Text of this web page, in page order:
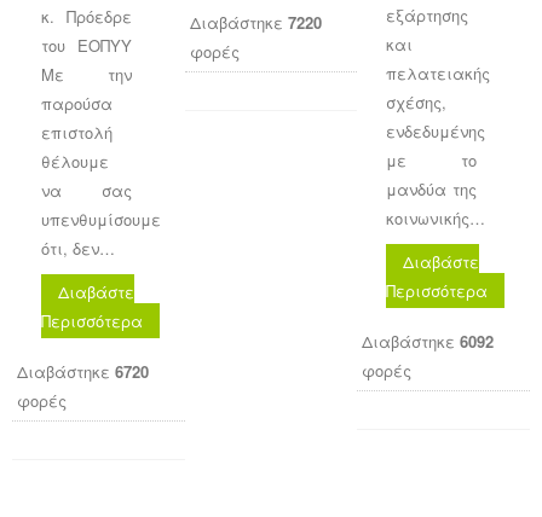
κ. Πρόεδρε
του ΕΟΠΥΥ
Με την
παρούσα
επιστολή
θέλουμε
να σας
υπενθυμίσουμε
ότι, δεν…
Διαβάστε
Περισσότερα
Διαβάστηκε 6720
φορές
Διαβάστηκε 7220
φορές
εξάρτησης
και
πελατειακής
σχέσης,
ενδεδυμένης
με το
μανδύα της
κοινωνικής…
Διαβάστε
Περισσότερα
Διαβάστηκε6092
φορές